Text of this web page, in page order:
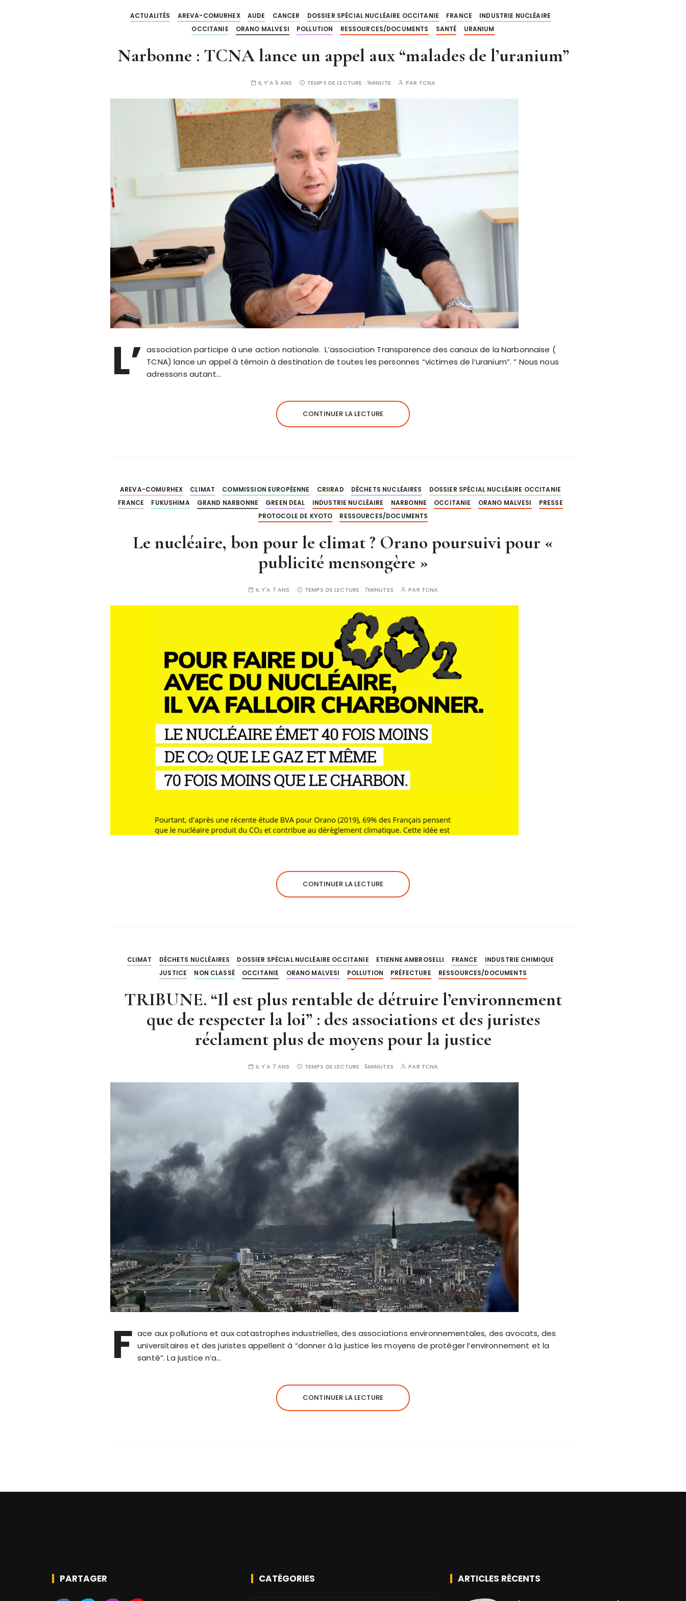
ACTUALITÉS AREVA-COMURHEX AUDE CANCER DOSSIER SPÉCIAL NUCLÉAIRE OCCITANIE FRANCE
INDUSTRIE NUCLÉAIRE
OCCITANIE
ORANO MALVESI POLLUTION RESSOURCES/DOCUMENTS SANTÉ URANIUM
Narbonne : TCNA lance un appel aux “malades de l’uranium”
IL Y'A 5 ANS TEMPS DE LECTURE : 1MINUTE PAR TCNA
L’ association participe à une action nationale. L’association Transparence des canaux de la Narbonnaise (
TCNA) lance un appel à témoin à destination de toutes les personnes “victimes de l’uranium”. ” Nous nous
adressons autant…
CONTINUER LA LECTURE
AREVA-COMURHEX CLIMAT COMMISSION EUROPÉENNE CRIIRAD DÉCHETS NUCLÉAIRES
DOSSIER SPÉCIAL NUCLÉAIRE OCCITANIE
FRANCE
FUKUSHIMA GRAND NARBONNE GREEN DEAL INDUSTRIE NUCLÉAIRE NARBONNE OCCITANIE ORANO MALVESI
PRESSE
PROTOCOLE DE KYOTO
RESSOURCES/DOCUMENTS
Le nucléaire, bon pour le climat ? Orano poursuivi pour «
publicité mensongère »
IL Y'A 7 ANS TEMPS DE LECTURE : 7MINUTES PAR TCNA
CONTINUER LA LECTURE
CLIMAT DÉCHETS NUCLÉAIRES DOSSIER SPÉCIAL NUCLÉAIRE OCCITANIE ETIENNE AMBROSELLI FRANCE
INDUSTRIE CHIMIQUE
JUSTICE
NON CLASSÉ OCCITANIE ORANO MALVESI POLLUTION PRÉFECTURE RESSOURCES/DOCUMENTS
TRIBUNE. “Il est plus rentable de détruire l’environnement
que de respecter la loi” : des associations et des juristes
réclament plus de moyens pour la justice
IL Y'A 7 ANS TEMPS DE LECTURE : 5MINUTES PAR TCNA
F ace aux pollutions et aux catastrophes industrielles, des associations environnementales, des avocats, des
universitaires et des juristes appellent à “donner à la justice les moyens de protéger l’environnement et la
santé”. La justice n’a…
CONTINUER LA LECTURE
PARTAGER CATÉGORIES ARTICLES RÉCENTS